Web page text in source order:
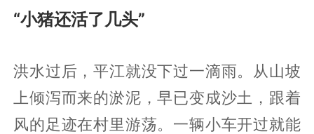
“小猪还活了几头”
洪水过后，平江就没下过一滴雨。从山坡
上倾泻而来的淤泥，早已变成沙土，跟着
风的足迹在村里游荡。一辆小车开过就能